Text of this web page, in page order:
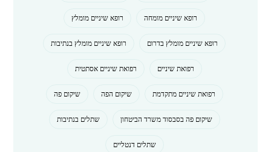
רופא שיניים מומחה
רופא שיניים מומלץ
רופא שיניים מומלץ בדרום
רופא שיניים מומלץ בנתיבות
רפואת שיניים
רפואת שיניים אסתטית
רפואת שיניים מתקדמת
שיקום הפה
שיקום פה
שיקום פה בסבסוד משרד הביטחון
שתלים בנתיבות
שתלים דנטליים